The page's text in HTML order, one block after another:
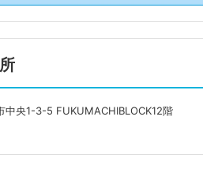
中央1-3-5 FUKUMACHIBLOCK12階